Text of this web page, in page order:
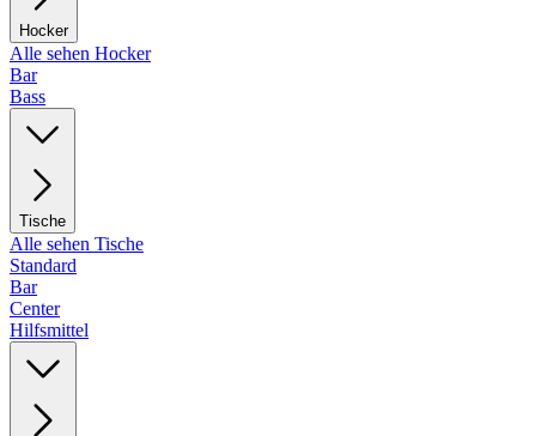
Hocker
Alle sehen Hocker
Bar
Bass
Tische
Alle sehen Tische
Standard
Bar
Center
Hilfsmittel